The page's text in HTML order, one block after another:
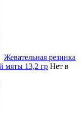
Жевательная резинка
мяты 13,2 гр Нет в